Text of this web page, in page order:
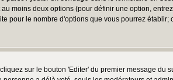
moins deux options (pour définir une option,
pour le nombre d'options que vous pourrez établir;
sur le bouton 'Editer' du premier message du